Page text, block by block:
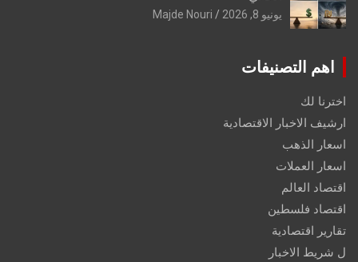
يونيو 8, 2026 Majde Nouri
اهم التصنيفات
اخترنا لك
ارشيف الاخبار الاقتصادية
اسعار الذهب
اسعار العملات
اقتصاد العالم
اقتصاد فلسطين
تقارير اقتصادية
ل شريط الاخبار